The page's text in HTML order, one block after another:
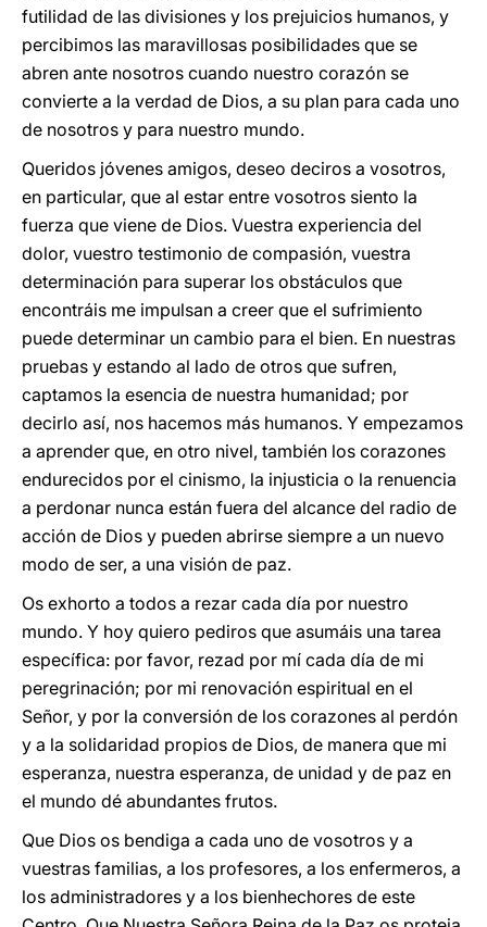
futilidad de las divisiones y los prejuicios humanos, y
percibimos las maravillosas posibilidades que se
abren ante nosotros cuando nuestro corazón se
convierte a la verdad de Dios, a su plan para cada uno
de nosotros y para nuestro mundo.
Queridos jóvenes amigos, deseo deciros a vosotros,
en particular, que al estar entre vosotros siento la
fuerza que viene de Dios. Vuestra experiencia del
dolor, vuestro testimonio de compasión, vuestra
determinación para superar los obstáculos que
encontráis me impulsan a creer que el sufrimiento
puede determinar un cambio para el bien. En nuestras
pruebas y estando al lado de otros que sufren,
captamos la esencia de nuestra humanidad; por
decirlo así, nos hacemos más humanos. Y empezamos
a aprender que, en otro nivel, también los corazones
endurecidos por el cinismo, la injusticia o la renuencia
a perdonar nunca están fuera del alcance del radio de
acción de Dios y pueden abrirse siempre a un nuevo
modo de ser, a una visión de paz.
Os exhorto a todos a rezar cada día por nuestro
mundo. Y hoy quiero pediros que asumáis una tarea
específica: por favor, rezad por mí cada día de mi
peregrinación; por mi renovación espiritual en el
Señor, y por la conversión de los corazones al perdón
y a la solidaridad propios de Dios, de manera que mi
esperanza, nuestra esperanza, de unidad y de paz en
el mundo dé abundantes frutos.
Que Dios os bendiga a cada uno de vosotros y a
vuestras familias, a los profesores, a los enfermeros, a
los administradores y a los bienhechores de este